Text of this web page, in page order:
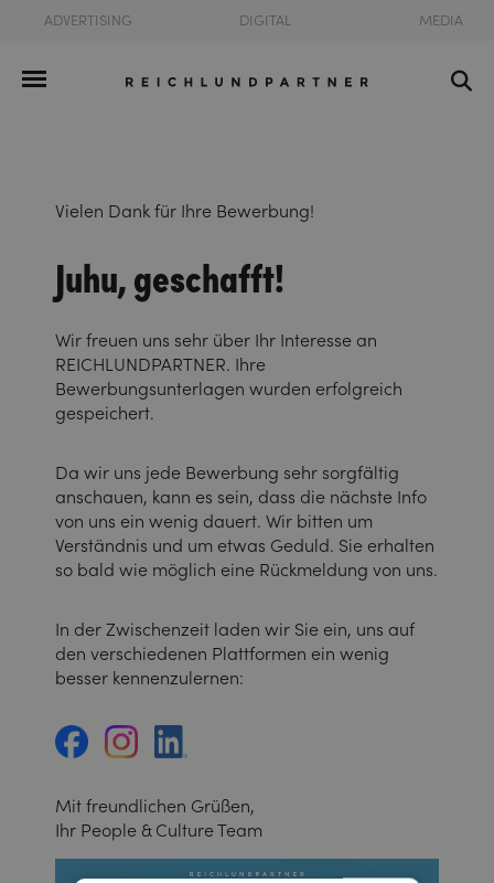
ADVERTISING DIGITAL MEDIA
Vielen Dank für Ihre Bewerbung!
Juhu, geschafft!
Wir freuen uns sehr über Ihr Interesse an
REICHLUNDPARTNER. Ihre
Bewerbungsunterlagen wurden erfolgreich
gespeichert.
Da wir uns jede Bewerbung sehr sorgfältig
anschauen, kann es sein, dass die nächste Info
von uns ein wenig dauert. Wir bitten um
Verständnis und um etwas Geduld. Sie erhalten
so bald wie möglich eine Rückmeldung von uns.
In der Zwischenzeit laden wir Sie ein, uns auf
den verschiedenen Plattformen ein wenig
besser kennenzulernen:
Mit freundlichen Grüßen,
Ihr People & Culture Team